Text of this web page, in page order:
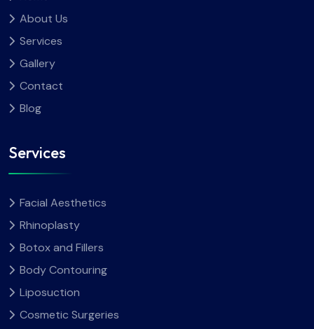
About Us
Services
Gallery
Contact
Blog
Services
Facial Aesthetics
Rhinoplasty
Botox and Fillers
Body Contouring
Liposuction
Cosmetic Surgeries